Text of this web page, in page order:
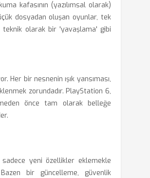
kafasının (yazılımsal olarak)
dosyadan oluşan oyunlar, tek
teknik olarak bir 'yavaşlama' gibi
bir nesnenin ışık yansıması,
zorundadır. PlayStation 6,
önce tam olarak belleğe
yeni özellikler eklemekle
bir güncelleme, güvenlik